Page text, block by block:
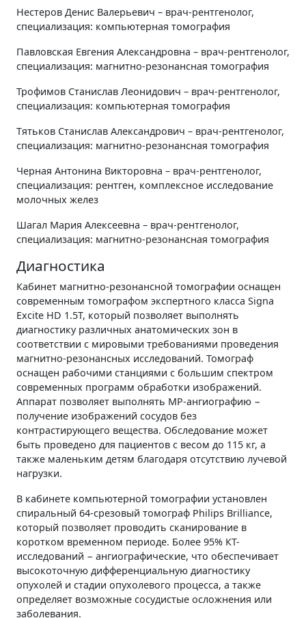
Нестеров Денис Валерьевич – врач-рентгенолог,
специализация: компьютерная томография
Павловская Евгения Александровна – врач-рентгенолог,
специализация: магнитно-резонансная томография
Трофимов Станислав Леонидович – врач-рентгенолог,
специализация: компьютерная томография
Тятьков Станислав Александрович – врач-рентгенолог,
специализация: магнитно-резонансная томография
Черная Антонина Викторовна – врач-рентгенолог,
специализация: рентген, комплексное исследование
молочных желез
Шагал Мария Алексеевна – врач-рентгенолог,
специализация: магнитно-резонансная томография
Диагностика
Кабинет магнитно-резонансной томографии оснащен
современным томографом экспертного класса Signa
Excite HD 1.5T, который позволяет выполнять
диагностику различных анатомических зон в
соответствии с мировыми требованиями проведения
магнитно-резонансных исследований. Томограф
оснащен рабочими станциями с большим спектром
современных программ обработки изображений.
Аппарат позволяет выполнять МР-ангиографию −
получение изображений сосудов без
контрастирующего вещества. Обследование может
быть проведено для пациентов с весом до 115 кг, а
также маленьким детям благодаря отсутствию лучевой
нагрузки.
В кабинете компьютерной томографии установлен
спиральный 64-срезовый томограф Philips Brilliance,
который позволяет проводить сканирование в
коротком временном периоде. Более 95% КТ-
исследований − ангиографические, что обеспечивает
высокоточную дифференциальную диагностику
опухолей и стадии опухолевого процесса, а также
определяет возможные сосудистые осложнения или
заболевания.